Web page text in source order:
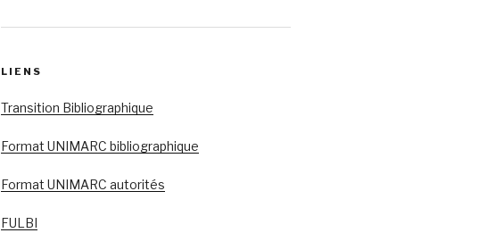
LIENS
Transition Bibliographique
Format UNIMARC bibliographique
Format UNIMARC autorités
FULBI